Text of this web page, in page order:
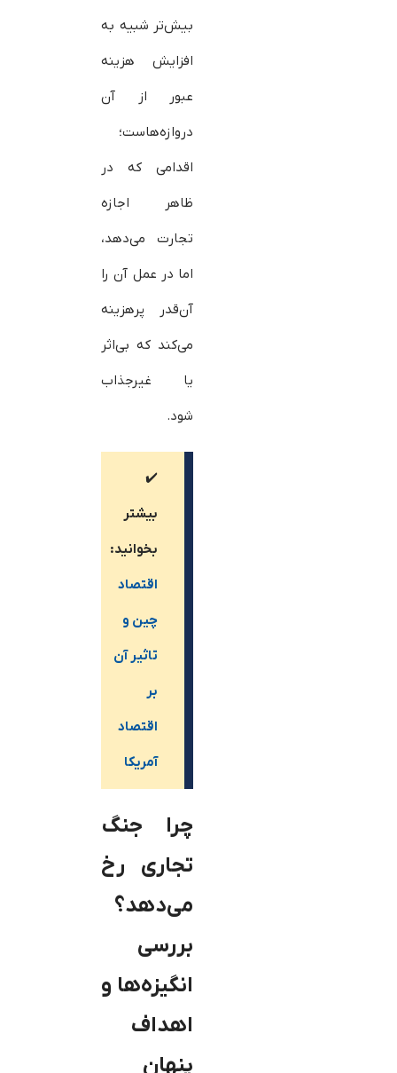
بیش‌تر شبیه به
افزایش هزینه
عبور از آن
دروازه‌هاست؛
اقدامی که در
ظاهر اجازه
تجارت می‌دهد،
اما در عمل آن را
آن‌قدر پرهزینه
می‌کند که بی‌اثر
یا غیرجذاب
شود.
✔️
بیشتر
بخوانید:
اقتصاد
چین و
تاثیر آن
بر
اقتصاد
آمریکا
چرا جنگ
تجاری رخ
می‌دهد؟
بررسی
انگیزه‌ها و
اهداف
پنهان